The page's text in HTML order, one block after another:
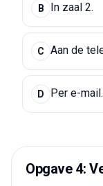
B In zaal 2.
C Aan de
D Per e-mail.
Opgave 4: